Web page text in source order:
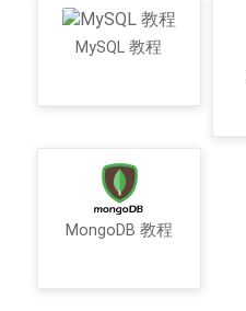
MySQL 教程
MongoDB 教程